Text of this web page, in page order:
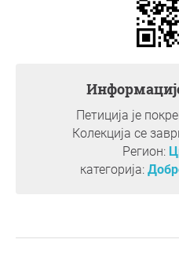
Петиција је
Колекција се
Регион:
категорија: